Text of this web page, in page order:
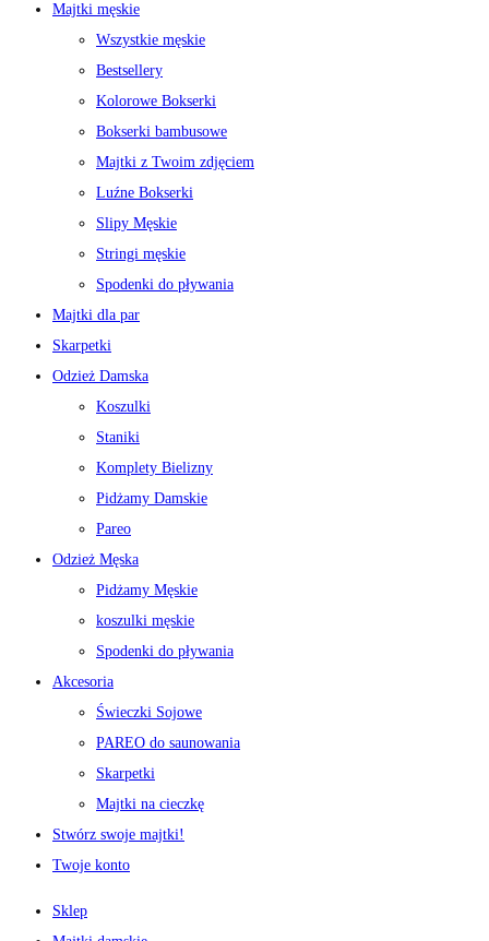
Majtki męskie
Wszystkie męskie
Bestsellery
Kolorowe Bokserki
Bokserki bambusowe
Majtki z Twoim zdjęciem
Luźne Bokserki
Slipy Męskie
Stringi męskie
Spodenki do pływania
Majtki dla par
Skarpetki
Odzież Damska
Koszulki
Staniki
Komplety Bielizny
Pidżamy Damskie
Pareo
Odzież Męska
Pidżamy Męskie
koszulki męskie
Spodenki do pływania
Akcesoria
Świeczki Sojowe
PAREO do saunowania
Skarpetki
Majtki na cieczkę
Stwórz swoje majtki!
Twoje konto
Sklep